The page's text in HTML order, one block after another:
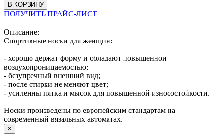
В КОРЗИНУ
ПОЛУЧИТЬ ПРАЙС-ЛИСТ
Описание:
Спортивные носки для женщин:
- хорошо держат форму и обладают повышенной
воздухопроницаемостью;
- безупречный внешний вид;
- после стирки не меняют цвет;
- усиленны пятка и мысок для повышенной износостойкости.
Носки произведены по европейским стандартам на
современный вязальных автоматах.
×